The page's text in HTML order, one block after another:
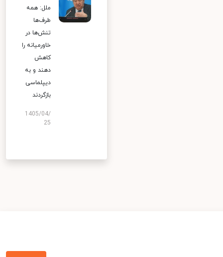
ملل: همه
طرف‌ها
تنش‌ها در
خاورمیانه را
کاهش
دهند و به
دیپلماسی
بازگردند
1405/04/
25